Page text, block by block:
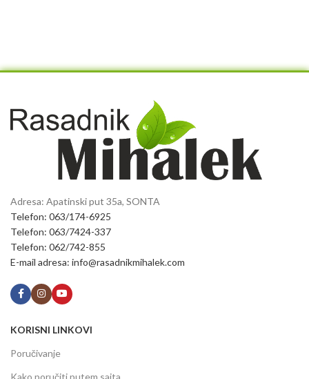
Adresa: Apatinski put 35a, SONTA
Telefon: 063/174-6925
Telefon: 063/7424-337
Telefon: 062/742-855
E-mail adresa: info@rasadnikmihalek.com
KORISNI LINKOVI
Poručivanje
Kako poručiti putem sajta